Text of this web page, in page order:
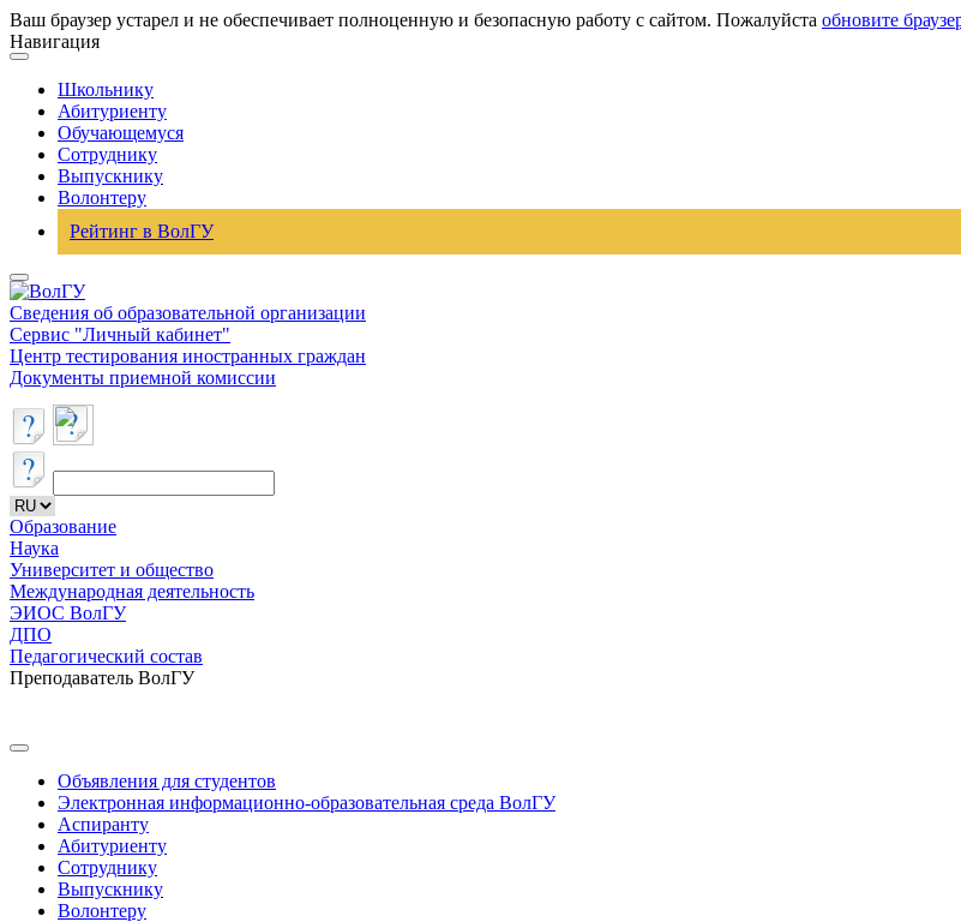
Ваш браузер устарел и не обеспечивает полноценную и безопасную работу с сайтом. Пожалуйста обновите
Навигация
Школьнику
Абитуриенту
Обучающемуся
Сотруднику
Выпускнику
Волонтеру
Рейтинг в ВолГУ
Сведения об образовательной организации
Сервис "Личный кабинет"
Центр тестирования иностранных граждан
Документы приемной комиссии
Образование
Наука
Университет и общество
Международная деятельность
ЭИОС ВолГУ
ДПО
Педагогический состав
Преподаватель ВолГУ
Объявления для студентов
Электронная информационно-образовательная среда ВолГУ
Аспиранту
Абитуриенту
Сотруднику
Выпускнику
Волонтеру